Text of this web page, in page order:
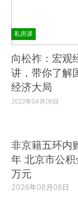
私房课
向松祚：宏观
讲，带你了解
经济大局
2022年04月06日
非京籍五环内
年 北京市公
万元
2026年08月08日